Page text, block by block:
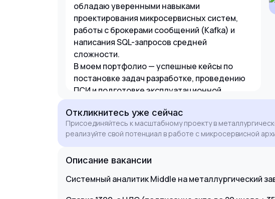
обладаю уверенными навыками
проектирования микросервисных систем,
работы с брокерами сообщений (Kafka) и
написания SQL-запросов средней
сложности.
В моем портфолио — успешные кейсы по
постановке задач разработке, проведению
ПСИ и подготовке эксплуатационной
Jira/Confluence и проектировать процессы в
нотациях UML и BPMN. Готов обеспечить
высокое качество документации и
бизнесом и разработкой для достижения
целей проекта в установленные сроки.
Откликнитесь уже сейчас
Присоединяйтесь к масштабному проекту в
реализуйте свой потенциал в работе с микросервисной
Описание вакансии
Системный аналитик Middle на металлургический